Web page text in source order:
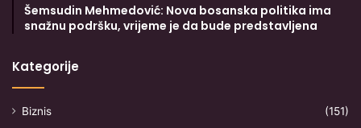
Šemsudin Mehmedović: Nova bosanska politika ima
snažnu podršku, vrijeme je da bude predstavljena
Kategorije
Biznis
(151)